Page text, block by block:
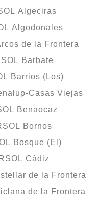
Algeciras
Algodonales
de la Frontera
Barbate
Barrios (Los)
Casas Viejas
Benaocaz
Bornos
Bosque (El)
Cádiz
de la Frontera
de la Frontera